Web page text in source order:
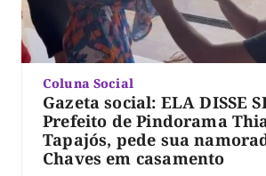
Coluna Social
Gazeta social: ELA DISSE
Prefeito de Pindorama
Tapajós, pede sua
Chaves em casamento